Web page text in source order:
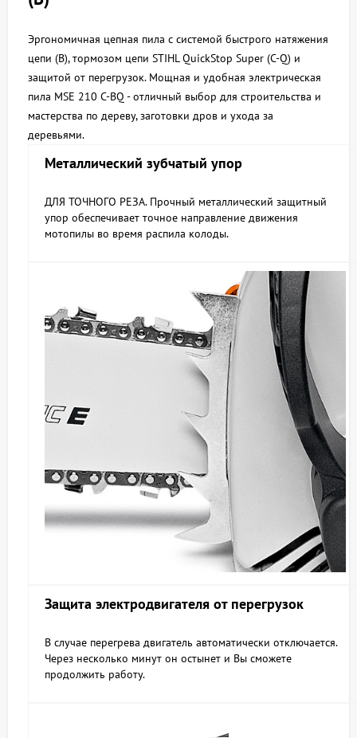
Эргономичная цепная пила с системой быстрого натяжения
цепи (B), тормозом цепи STIHL QuickStop Super (C-Q) и
защитой от перегрузок. Мощная и удобная электрическая
пила MSE 210 C-BQ - отличный выбор для строительства и
мастерства по дереву, заготовки дров и ухода за
деревьями.
Металлический зубчатый упор
ДЛЯ ТОЧНОГО РЕЗА. Прочный металлический защитный
упор обеспечивает точное направление движения
мотопилы во время распила колоды.
Защита электродвигателя от перегрузок
В случае перегрева двигатель автоматически отключается.
Через несколько минут он остынет и Вы сможете
продолжить работу.